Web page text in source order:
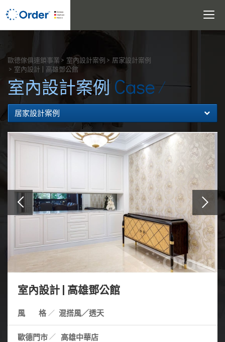
Toggle
歐德傢俱連鎖事業 室內設計案例
居家設計案例
室內設計 | 高雄鄧公館
室內設計案例 Case
居家設計案例
室內設計 | 高雄鄧公館
風 格 混搭風／透天
歐德門市 高雄中華店